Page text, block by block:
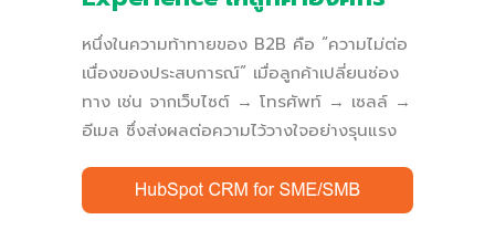
หนึ่งในความท้าทายของ B2B คือ “ความไม่ต่อ
เนื่องของประสบการณ์” เมื่อลูกค้าเปลี่ยนช่อง
ทาง เช่น จากเว็บไซต์ → โทรศัพท์ → เซลล์ →
อีเมล ซึ่งส่งผลต่อความไว้วางใจอย่างรุนแรง